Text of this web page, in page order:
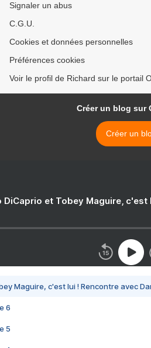
Signaler un abus
C.G.U.
Cookies et données personnelles
Préférences cookies
Voir le profil de Richard sur le portail
Créer un blog sur
Créer un
DiCaprio et Tobey Maguire,
Maguire, c'est lui ! Rencontre avec
6
5